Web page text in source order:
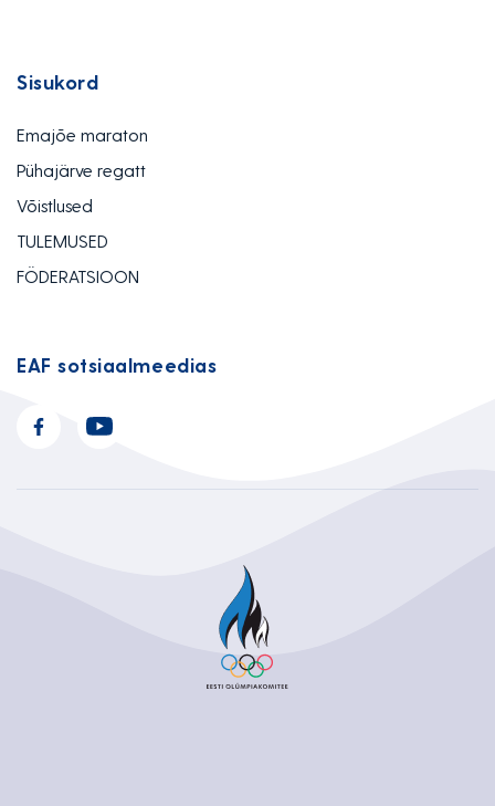
Sisukord
Emajõe maraton
Pühajärve regatt
Võistlused
TULEMUSED
FÖDERATSIOON
EAF sotsiaalmeedias